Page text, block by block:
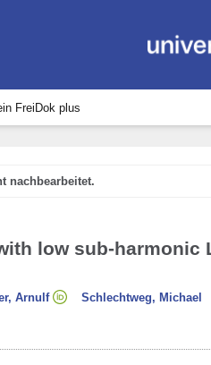
FreiDok plus
nachbearbeitet.
low sub-harmonic
Arnulf Schlechtweg, Michael